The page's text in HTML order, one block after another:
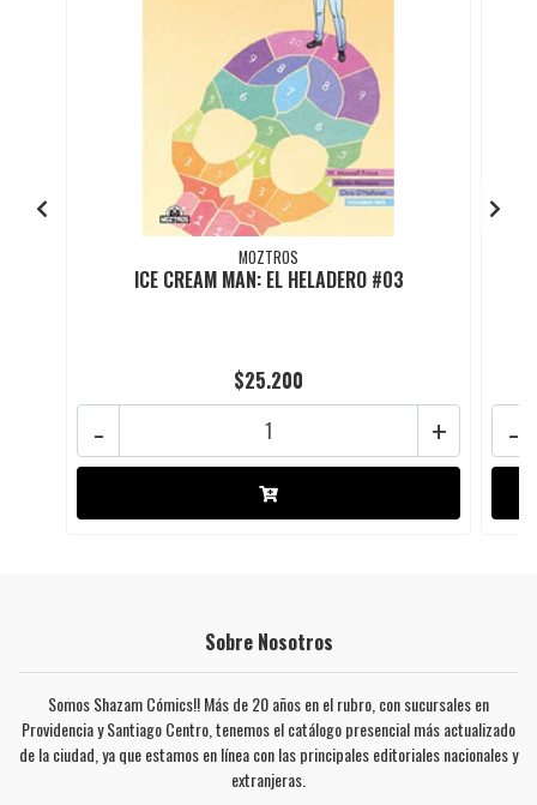
MOZTROS
ICE CREAM MAN: EL HELADERO #03
$25.200
+
- -
Sobre Nosotros
Somos Shazam Cómics!! Más de 20 años en el rubro, con sucursales en
Providencia y Santiago Centro, tenemos el catálogo presencial más actualizado
de la ciudad, ya que estamos en línea con las principales editoriales nacionales y
extranjeras.